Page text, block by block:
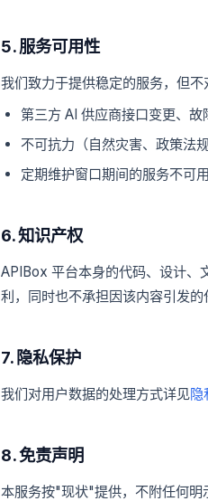
5. 服务可用性
我们致力于提供稳定的服务，但不
第三方 AI 供应商接口变更、故
不可抗力（自然灾害、政策法
定期维护窗口期间的服务不可
6. 知识产权
APIBox 平台本身的代码、设计、
利，同时也不承担因该内容引发的
7. 隐私保护
我们对用户数据的处理方式详见隐
8. 免责声明
本服务按"现状"提供，不附任何明